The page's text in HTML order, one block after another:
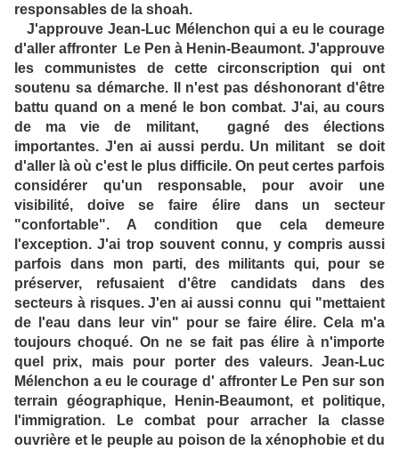
responsables de la shoah.
J'approuve Jean-Luc Mélenchon qui a eu le courage
d'aller affronter Le Pen à Henin-Beaumont. J'approuve
les communistes de cette circonscription qui ont
soutenu sa démarche. Il n'est pas déshonorant d'être
battu quand on a mené le bon combat. J'ai, au cours
de ma vie de militant, gagné des élections
importantes. J'en ai aussi perdu. Un militant se doit
d'aller là où c'est le plus difficile. On peut certes parfois
considérer qu'un responsable, pour avoir une
visibilité, doive se faire élire dans un secteur
"confortable". A condition que cela demeure
l'exception. J'ai trop souvent connu, y compris aussi
parfois dans mon parti, des militants qui, pour se
préserver, refusaient d'être candidats dans des
secteurs à risques. J'en ai aussi connu qui "mettaient
de l'eau dans leur vin" pour se faire élire. Cela m'a
toujours choqué. On ne se fait pas élire à n'importe
quel prix, mais pour porter des valeurs. Jean-Luc
Mélenchon a eu le courage d' affronter Le Pen sur son
terrain géographique, Henin-Beaumont, et politique,
l'immigration. Le combat pour arracher la classe
ouvrière et le peuple au poison de la xénophobie et du